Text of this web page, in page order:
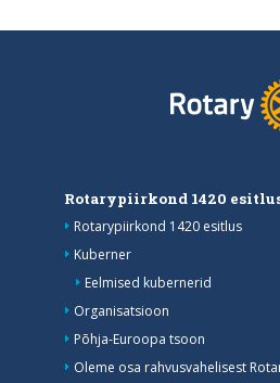
Rotarypiirkond 1420
Rotarypiirkond 1420 esitlus
Kuberner
Eelmised kubernerid
Organisatsioon
Põhja-Euroopa tsoon
Oleme osa rahvusvahelisest